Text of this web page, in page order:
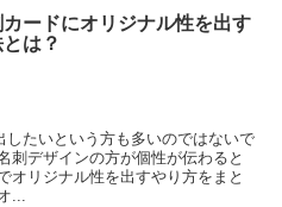
ードにオリジナル性を出す
は？
たいという方も多いのではないで
刺デザインの方が個性が伝わると
オリジナル性を出すやり方をまと
...